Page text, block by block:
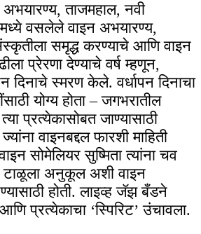
ताजमहाल, नवी
वसलेले वाइन अभयारण्य,
समृद्ध करण्याचे आणि वाइन
प्रेरणा देण्याचे वर्ष म्हणून,
दिनाचे स्मरण केले. वर्धापन दिनाचा
योग्य होता – जगभरातील
प्रत्येकासोबत जाण्यासाठी
वाइनबद्दल फारशी माहिती
सोमेलियर सुष्मिता त्यांना चव
टाळूला अनुकूल अशी वाइन
होती. लाइव्ह जॅझ बँडने
प्रत्येकाचा ‘स्पिरिट’ उंचावला.